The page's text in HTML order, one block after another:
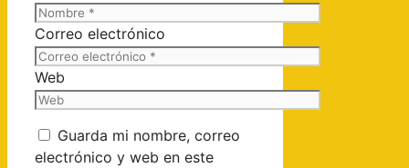
Correo electrónico
Web
Guarda mi nombre, correo
electrónico y web en este